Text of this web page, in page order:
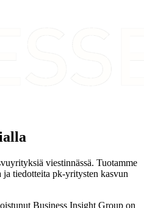
viestinnässä. Tuotamme
ja tiedotteita pk-yritysten kasvun
Business Insight Group on